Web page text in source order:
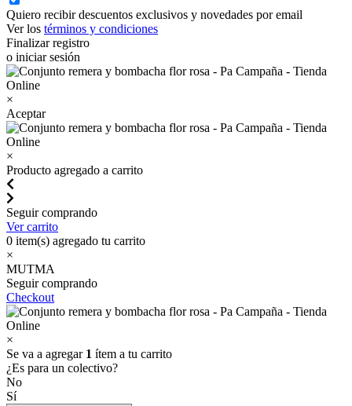
Quiero recibir descuentos exclusivos y novedades por email
Ver los términos y condiciones
Finalizar registro
o iniciar sesión
×
Aceptar
×
Producto agregado a carrito
Seguir comprando
Ver carrito
0 item(s) agregado tu carrito
×
MUTMA
Seguir comprando
Checkout
×
Se va a agregar 1 ítem a tu carrito
¿Es para un colectivo?
No
Sí